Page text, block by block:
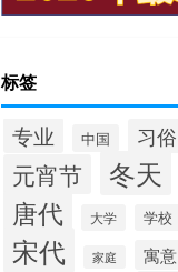
标签
专业 中国 习俗
元宵节 冬天
唐代 大学 学校
宋代 家庭 寓意